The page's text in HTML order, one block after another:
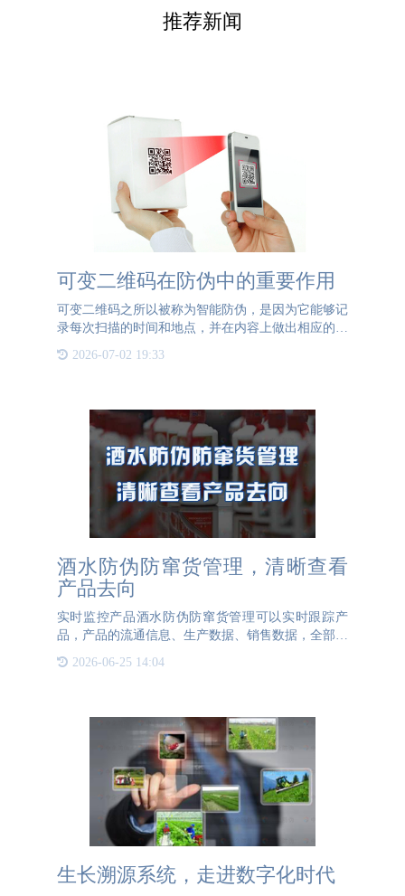
推荐新闻
可变二维码在防伪中的重要作用
可变二维码之所以被称为智能防伪，是因为它能够记
录每次扫描的时间和地点，并在内容上做出相应的变
作用。譬如，假设首次扫描记录显示的时间为早晨9
2026-07-02 19:33
酒水防伪防窜货管理，清晰查看
产品去向
实时监控产品酒水防伪防窜货管理可以实时跟踪产
品，产品的流通信息、生产数据、销售数据，全部进
行实时监控，建立可视化档案，防止窜货行为发生。
酒水产品防伪防窜货将产品包装数据进行关联，瓶码
2026-06-25 14:04
生长溯源系统，走进数字化时代